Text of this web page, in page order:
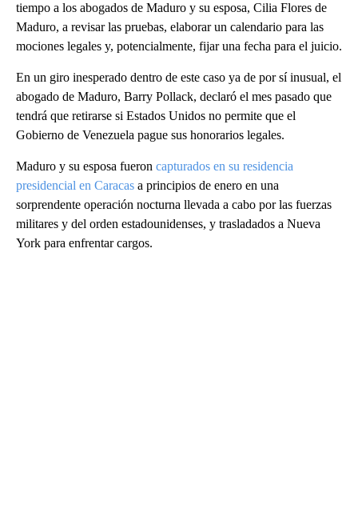
tiempo a los abogados de Maduro y su esposa, Cilia Flores de
Maduro, a revisar las pruebas, elaborar un calendario para las
mociones legales y, potencialmente, fijar una fecha para el juicio.
En un giro inesperado dentro de este caso ya de por sí inusual, el
abogado de Maduro, Barry Pollack, declaró el mes pasado que
tendrá que retirarse si Estados Unidos no permite que el
Gobierno de Venezuela pague sus honorarios legales.
Maduro y su esposa fueron capturados en su residencia
presidencial en Caracas a principios de enero en una
sorprendente operación nocturna llevada a cabo por las fuerzas
militares y del orden estadounidenses, y trasladados a Nueva
York para enfrentar cargos.